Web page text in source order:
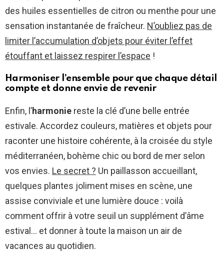
des huiles essentielles de citron ou menthe pour une
sensation instantanée de fraîcheur. N’oubliez pas de
limiter l’accumulation d’objets pour éviter l’effet
étouffant et laissez respirer l’espace !
Harmoniser l’ensemble pour que chaque détail
compte et donne envie de revenir
Enfin, l’harmonie reste la clé d’une belle entrée
estivale. Accordez couleurs, matières et objets pour
raconter une histoire cohérente, à la croisée du style
méditerranéen, bohème chic ou bord de mer selon
vos envies. Le secret ? Un paillasson accueillant,
quelques plantes joliment mises en scène, une
assise conviviale et une lumière douce : voilà
comment offrir à votre seuil un supplément d’âme
estival… et donner à toute la maison un air de
vacances au quotidien.